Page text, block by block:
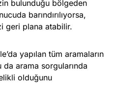
bulunduğu bölgeden
barındırılıyorsa,
geri plana atabilir.
yapılan tüm aramaların
da arama sorgularında
olduğunu